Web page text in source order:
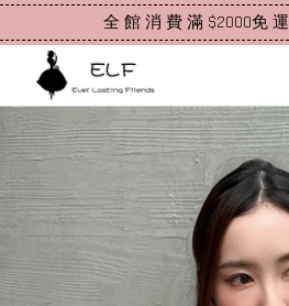
全 館 消 費 滿 $2000免 運